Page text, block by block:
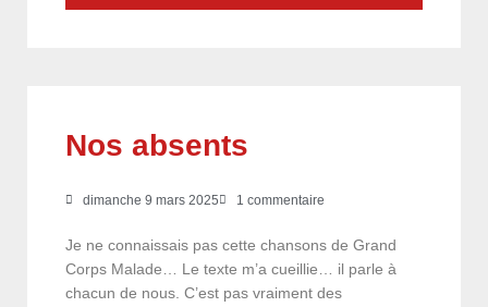
Nos absents
dimanche 9 mars 2025 1 commentaire
Je ne connaissais pas cette chansons de Grand
Corps Malade… Le texte m’a cueillie… il parle à
chacun de nous. C’est pas vraiment des